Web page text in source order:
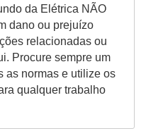
da Elétrica NÃO
dano ou prejuízo
relacionadas ou
Procure sempre um
as normas e utilize os
qualquer trabalho